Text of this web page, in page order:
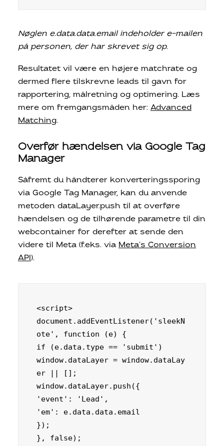
Nøglen e.data.data.email indeholder e-mailen
på personen, der har skrevet sig op.
Resultatet vil være en højere matchrate og
dermed flere tilskrevne leads til gavn for
rapportering, målretning og optimering. Læs
mere om fremgangsmåden her: Advanced
Matching.
Overfør hændelsen via Google Tag
Manager
Såfremt du håndterer konverteringssporing
via Google Tag Manager, kan du anvende
metoden dataLayer.push til at overføre
hændelsen og de tilhørende parametre til din
webcontainer for derefter at sende den
videre til Meta (f.eks. via Meta’s Conversion
API).
<script>
document.addEventListener('sleekN
ote', function (e) {
if (e.data.type == 'submit')
window.dataLayer = window.dataLay
er || [];
window.dataLayer.push({
'event': 'Lead',
'em': e.data.data.email
});
}, false);